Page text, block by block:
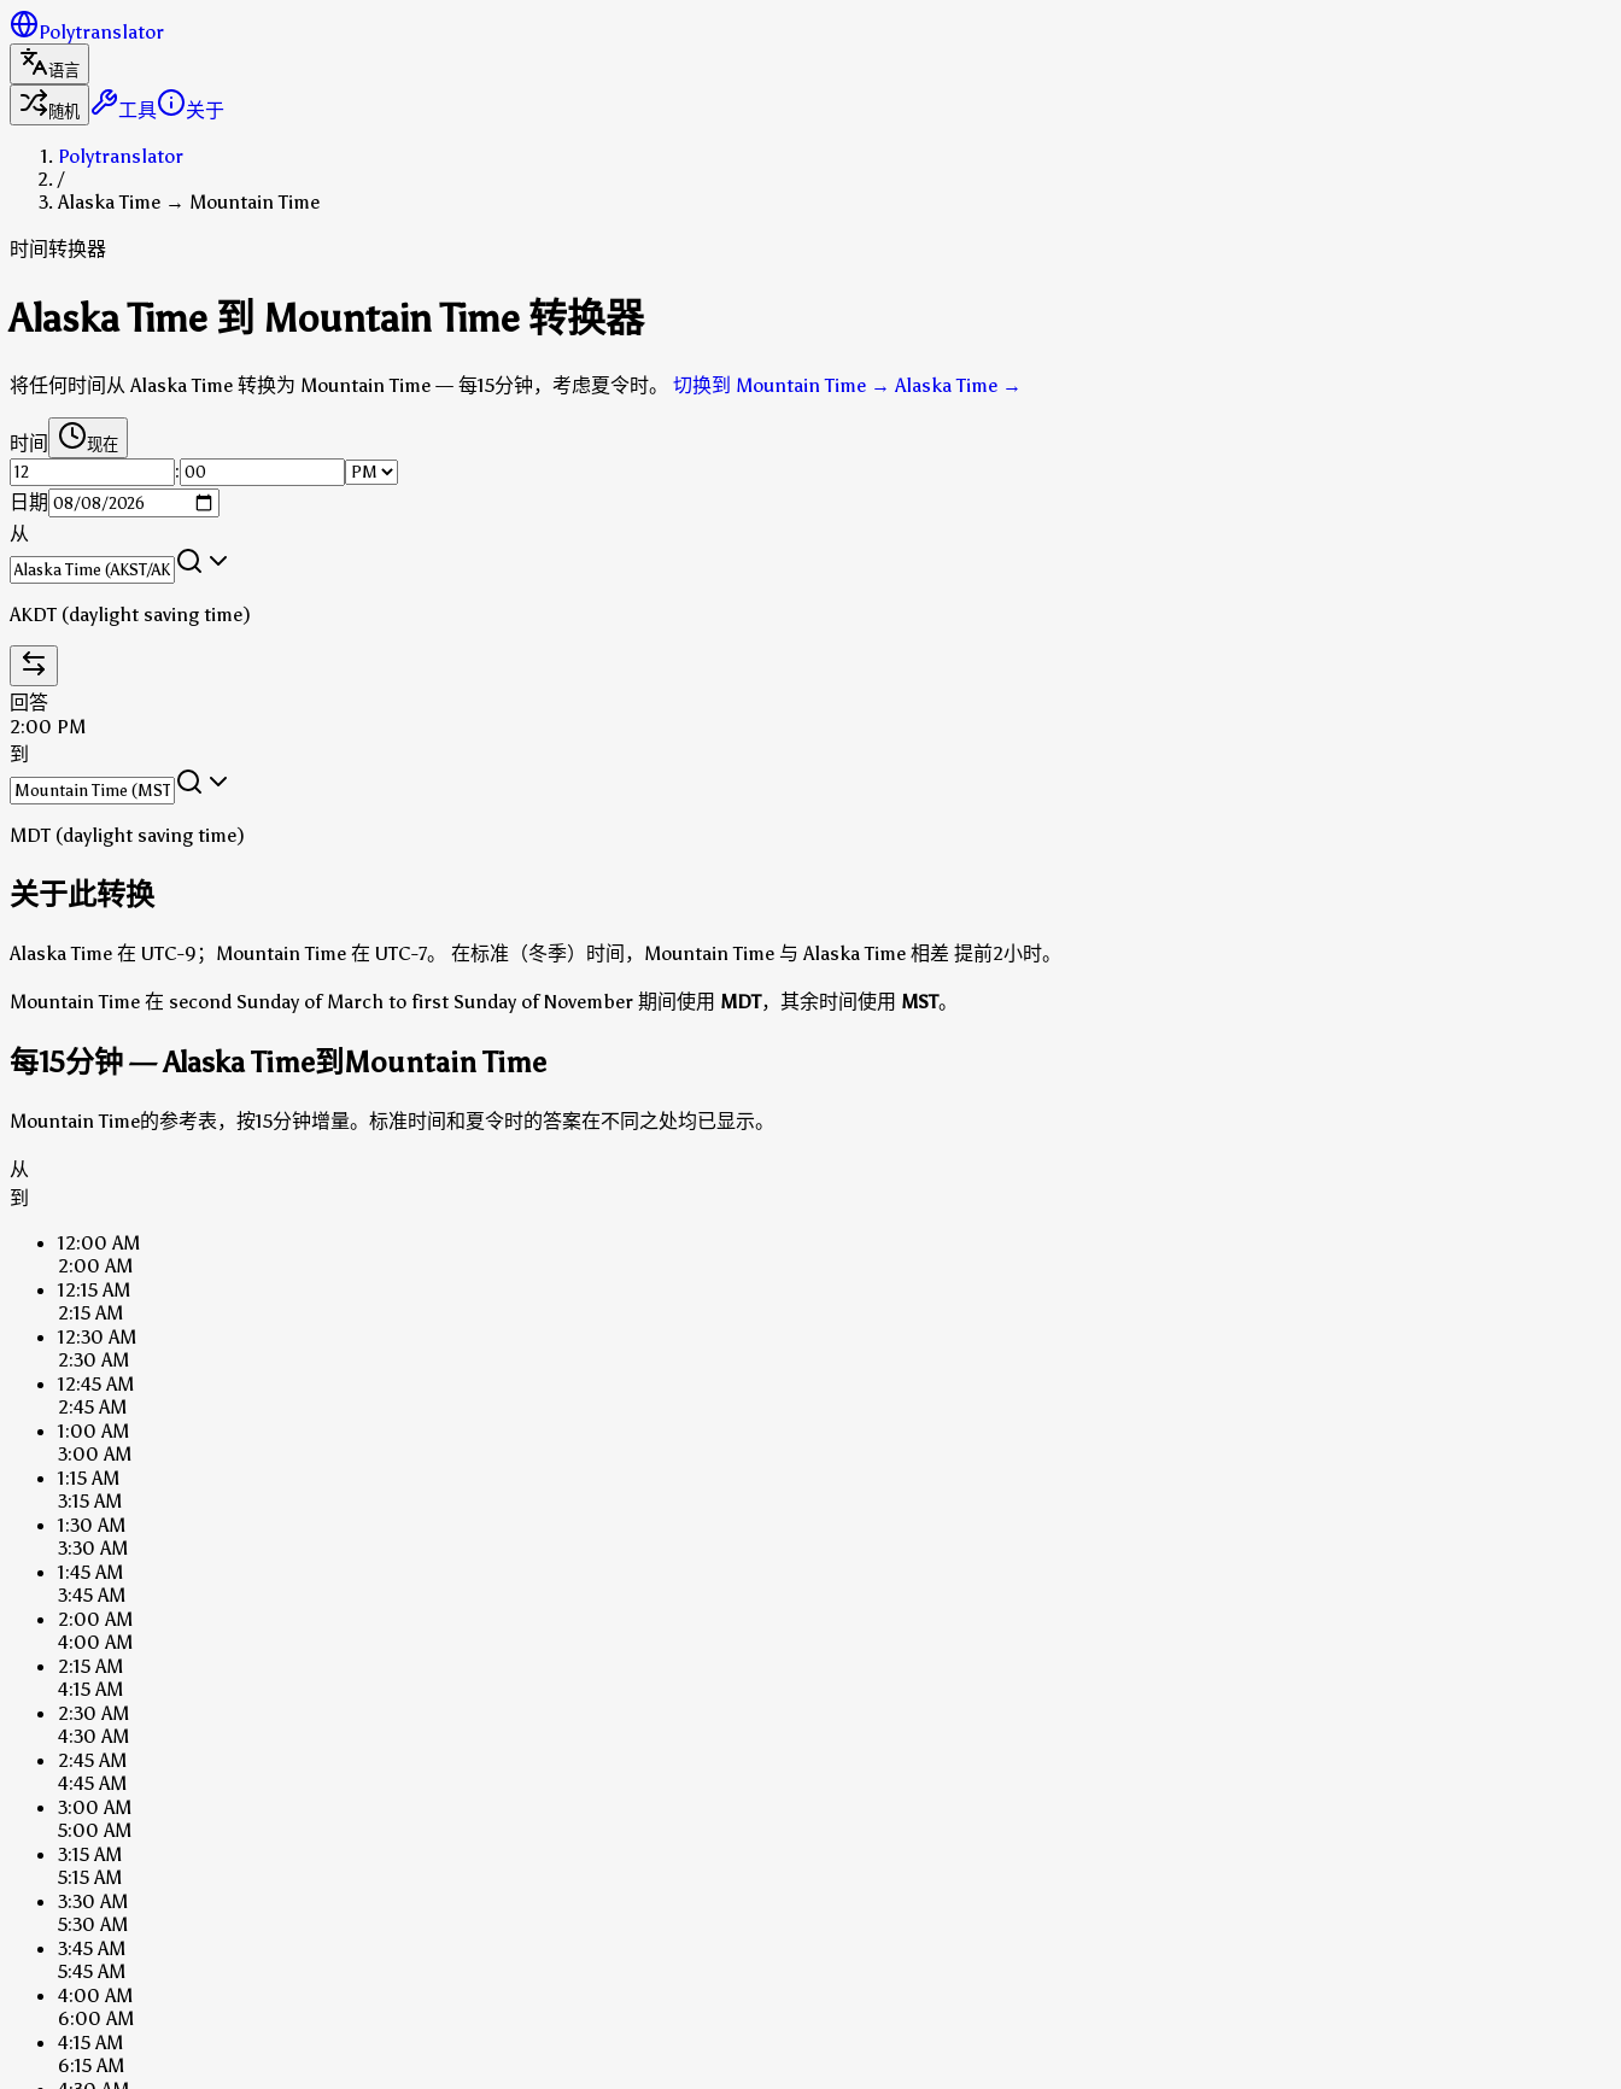
Polytranslator
语言
随机
工具
关于
Polytranslator
/
Alaska Time → Mountain Time
时间转换器
Alaska Time 到 Mountain Time 转换器
将任何时间从 Alaska Time 转换为 Mountain Time — 每15分钟，考虑夏令时。 切换到 Mountain Time → Alaska Time →
时间 现在
:
日期
从
AKDT (daylight saving time)
回答
2:00 PM
到
MDT (daylight saving time)
关于此转换
Alaska Time 在 UTC-9；Mountain Time 在 UTC-7。 在标准（冬季）时间，Mountain Time 与 Alaska Time 相差 提前2小时。
Mountain Time 在 second Sunday of March to first Sunday of November 期间使用 MDT，其余时间使用 MST。
每15分钟 — Alaska Time到Mountain Time
Mountain Time的参考表，按15分钟增量。标准时间和夏令时的答案在不同之处均已显示。
从
到
12:00 AM
2:00 AM
12:15 AM
2:15 AM
12:30 AM
2:30 AM
12:45 AM
2:45 AM
1:00 AM
3:00 AM
1:15 AM
3:15 AM
1:30 AM
3:30 AM
1:45 AM
3:45 AM
2:00 AM
4:00 AM
2:15 AM
4:15 AM
2:30 AM
4:30 AM
2:45 AM
4:45 AM
3:00 AM
5:00 AM
3:15 AM
5:15 AM
3:30 AM
5:30 AM
3:45 AM
5:45 AM
4:00 AM
6:00 AM
4:15 AM
6:15 AM